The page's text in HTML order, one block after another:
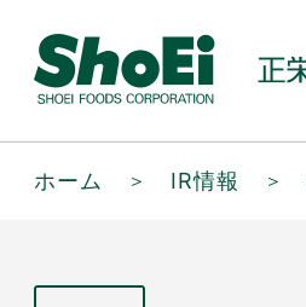
ホーム ＞ IR情報 ＞